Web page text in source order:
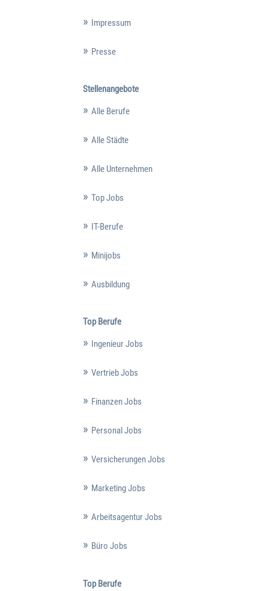
Impressum
Presse
Stellenangebote
Alle Berufe
Alle Städte
Alle Unternehmen
Top Jobs
IT-Berufe
Minijobs
Ausbildung
Top Berufe
Ingenieur Jobs
Vertrieb Jobs
Finanzen Jobs
Personal Jobs
Versicherungen Jobs
Marketing Jobs
Arbeitsagentur Jobs
Büro Jobs
Top Berufe